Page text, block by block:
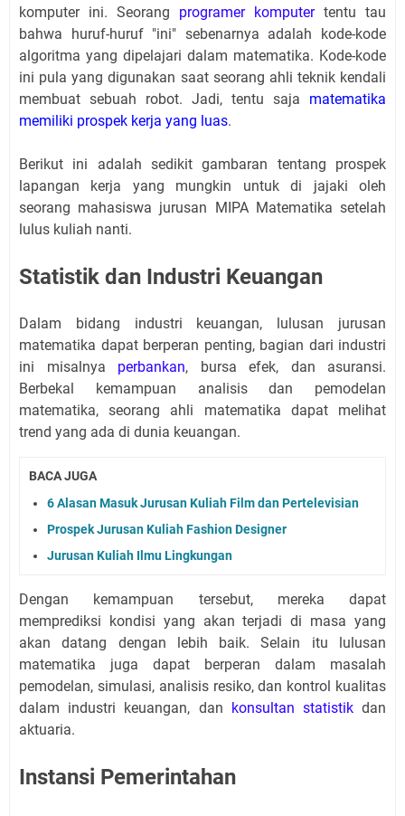
komputer ini. Seorang programer komputertentu tau
bahwa huruf-huruf "ini" sebenarnya adalah kode-kode
algoritma yang dipelajari dalam matematika. Kode-kode
ini pula yang digunakan saat seorang ahli teknik kendali
membuat sebuah robot. Jadi, tentu saja matematika
memiliki prospek kerja yang luas.
Berikut ini adalah sedikit gambaran tentang prospek
lapangan kerja yang mungkin untuk di jajaki oleh
seorang mahasiswa jurusan MIPA Matematika setelah
lulus kuliah nanti.
Statistik dan Industri Keuangan
Dalam bidang industri keuangan, lulusan jurusan
matematika dapat berperan penting, bagian dari industri
ini misalnya perbankan, bursa efek, dan asuransi.
Berbekal kemampuan analisis dan pemodelan
matematika, seorang ahli matematika dapat melihat
trend yang ada di dunia keuangan.
BACA JUGA
6 Alasan Masuk Jurusan Kuliah Film dan Pertelevisian
Prospek Jurusan Kuliah Fashion Designer
Jurusan Kuliah Ilmu Lingkungan
Dengan kemampuan tersebut, mereka dapat
memprediksi kondisi yang akan terjadi di masa yang
akan datang dengan lebih baik. Selain itu lulusan
matematika juga dapat berperan dalam masalah
pemodelan, simulasi, analisis resiko, dan kontrol kualitas
dalam industri keuangan, dan konsultan statistikdan
aktuaria.
Instansi Pemerintahan